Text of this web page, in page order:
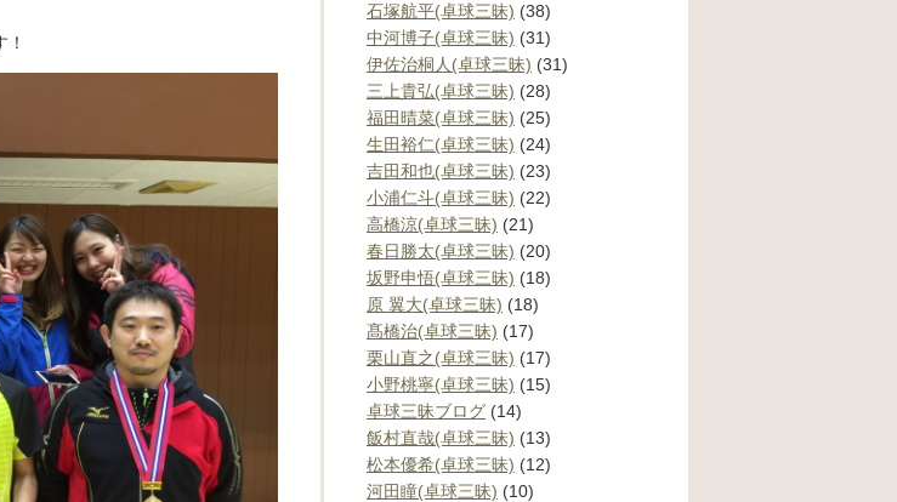
石塚航平(卓球三昧) (38)
中河博子(卓球三昧) (31)
伊佐治桐人(卓球三昧) (31)
三上貴弘(卓球三昧) (28)
福田晴菜(卓球三昧) (25)
生田裕仁(卓球三昧) (24)
吉田和也(卓球三昧) (23)
小浦仁斗(卓球三昧) (22)
高橋涼(卓球三昧) (21)
春日勝太(卓球三昧) (20)
坂野申悟(卓球三昧) (18)
原 翼大(卓球三昧) (18)
髙橋治(卓球三昧) (17)
栗山直之(卓球三昧) (17)
小野桃寧(卓球三昧) (15)
卓球三昧ブログ (14)
飯村直哉(卓球三昧) (13)
松本優希(卓球三昧) (12)
河田瞳(卓球三昧) (10)